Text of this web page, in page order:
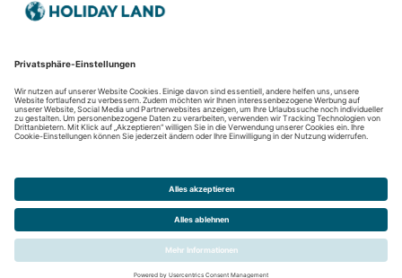
Reisehinweise
Reisemonitor
Online Check-In Informationen
Aktuelles
Newsletter
Folgen Sie uns auf: